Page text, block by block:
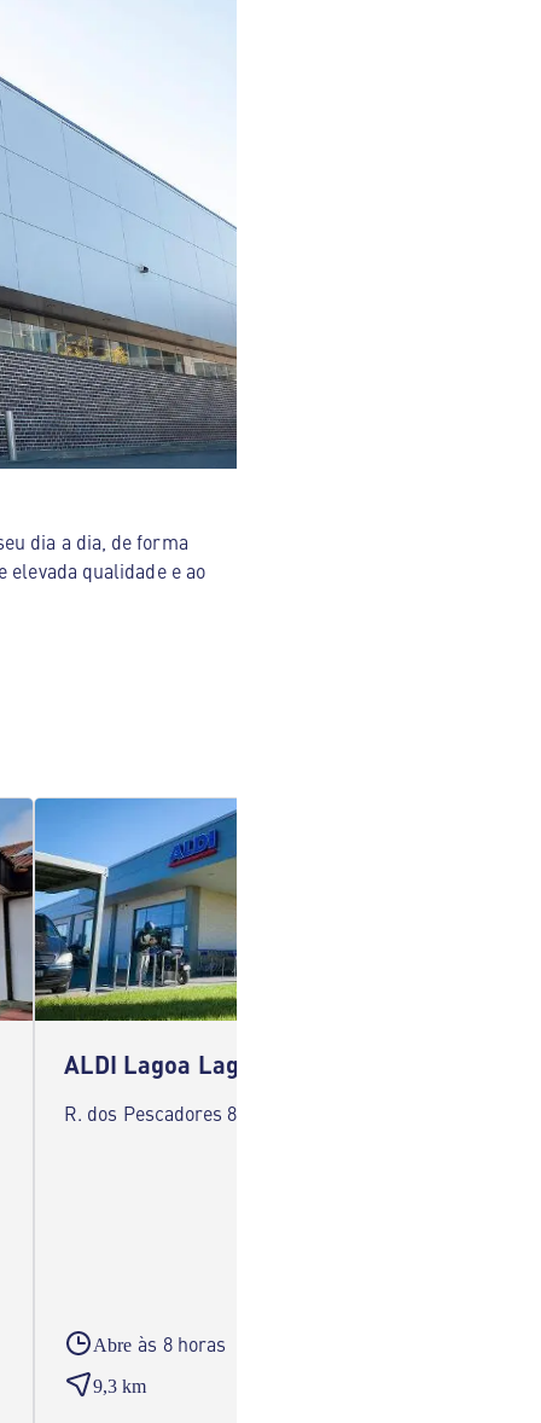
dia a dia, de forma
qualidade e ao
ALDI Lagoa Lagoa
R. dos Pescadores 8400-395 Lagoa
Abre às 8 horas
9,3 km